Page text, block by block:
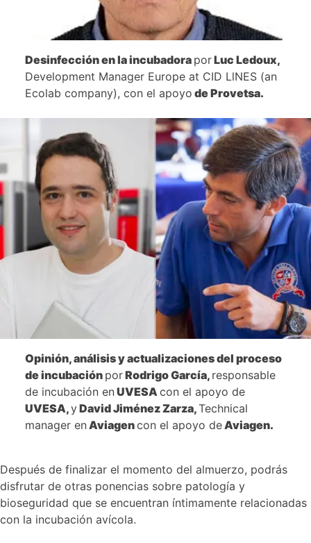
Desinfección en la incubadora porLuc Ledoux,
Development Manager Europe at CID LlNES (an
Ecolab company), con el apoyo deProvetsa.
Opinión, análisis y actualizaciones del proceso
de incubación porRodrigo García, responsable
de incubación en UVESA con el apoyo de
UVESA,yDavid Jiménez Zarza,Technical
manager en Aviagencon el apoyo deAviagen.
Después de finalizar el momento del almuerzo, podrás
disfrutar de otras ponencias sobre patología y
bioseguridad que se encuentran íntimamente relacionadas
con la incubación avícola.